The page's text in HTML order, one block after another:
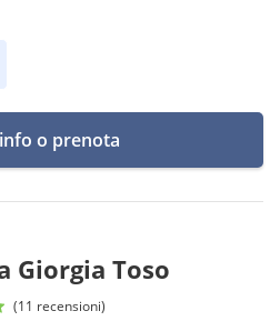
o prenota
Giorgia Toso
(11 recensioni)